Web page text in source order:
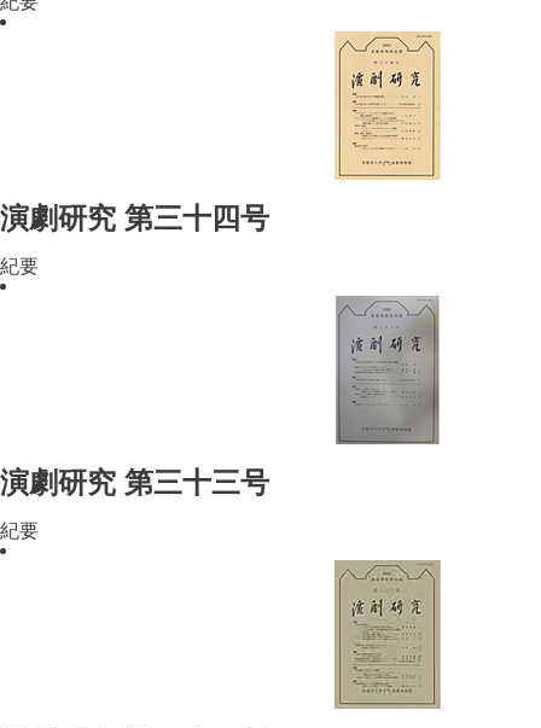
演劇研究 第三十四号
紀要
演劇研究 第三十三号
紀要